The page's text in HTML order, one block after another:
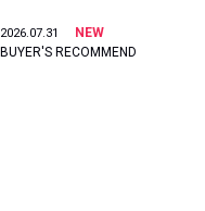
2026.07.31
NEW
BUYER'S RECOMMEND